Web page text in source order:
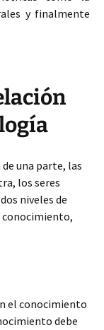
y finalmente
una parte, las
los seres
niveles de
conocimiento,
el conocimiento
debe